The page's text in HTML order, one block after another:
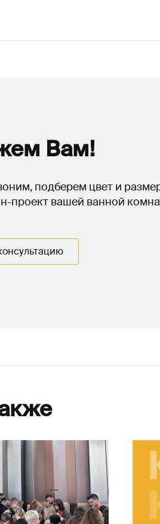
Вам!
подберем цвет и
проект вашей ванной